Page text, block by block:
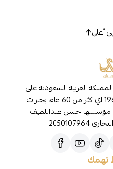
أعلى
العربية السعودية على
مستوى الخليج منذ عام 1960 اي اكثر من 60 عام بخبرات
يد مؤسسها حسن عبداللطيف
تهمك